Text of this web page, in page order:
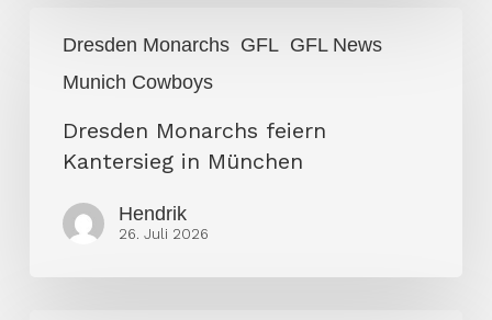
Dresden Monarchs GFL GFL News
Munich Cowboys
Monarchs
feiern
Dresden Monarchs feiern
Kantersieg in München
Hendrik
26. Juli 2026